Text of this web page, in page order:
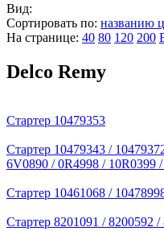
Вид:
Сортировать по: названию
На странице: 40 80 120 200
Delco Remy
Стартер 10479353
Стартер 10479343 /
6V0890 / 0R4998 / 10R0399
Стартер 10461068 /
Стартер 8201091 / 8200592